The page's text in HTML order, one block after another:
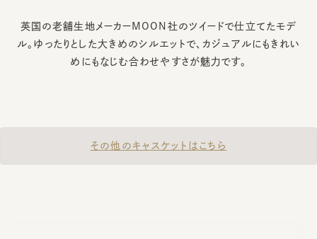
英国の老舗生地メーカーMOON社のツイードで仕立てたモデ
ル。 ゆったりとした大きめのシルエットで、カジュアルにもきれい
めにもなじむ合わせやすさが魅力です。
その他のキャスケットはこちら